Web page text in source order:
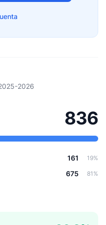
2026
836
161 19%
675 81%